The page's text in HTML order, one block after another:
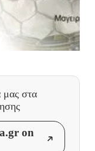
μας στα
on